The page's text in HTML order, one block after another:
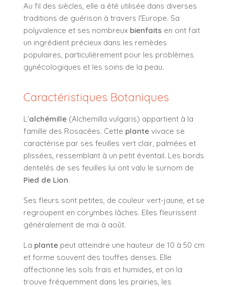
Au fil des siècles, elle a été utilisée dans diverses
traditions de guérison à travers l'Europe. Sa
polyvalence et ses nombreux bienfaits en ont fait
un ingrédient précieux dans les remèdes
populaires, particulièrement pour les problèmes
gynécologiques et les soins de la peau.
Caractéristiques Botaniques
L'alchémille (Alchemilla vulgaris) appartient à la
famille des Rosacées. Cette plante vivace se
caractérise par ses feuilles vert clair, palmées et
plissées, ressemblant à un petit éventail. Les bords
dentelés de ses feuilles lui ont valu le surnom de
Pied de Lion.
Ses fleurs sont petites, de couleur vert-jaune, et se
regroupent en corymbes lâches. Elles fleurissent
généralement de mai à août.
La plante peut atteindre une hauteur de 10 à 50 cm
et forme souvent des touffes denses. Elle
affectionne les sols frais et humides, et on la
trouve fréquemment dans les prairies, les